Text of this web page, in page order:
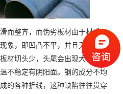
而整齐，而伪劣板材由于材质
象，即凹凸不平，并且无金属光
材切头少，头尾会出现大耳子。
不稳定有阴阳面。钢的成分不均
的各种折线，这种缺陷往往贯穿